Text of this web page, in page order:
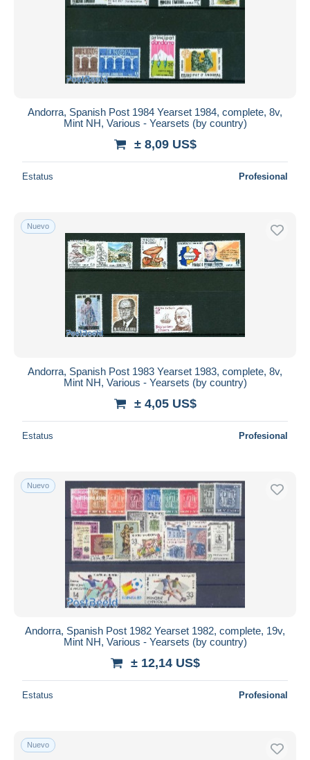
Andorra, Spanish Post 1984 Yearset 1984, complete, 8v,
Mint NH, Various - Yearsets (by country)
± 8,09 US$
Estatus Profesional
Nuevo
Andorra, Spanish Post 1983 Yearset 1983, complete, 8v,
Mint NH, Various - Yearsets (by country)
± 4,05 US$
Estatus Profesional
Nuevo
Andorra, Spanish Post 1982 Yearset 1982, complete, 19v,
Mint NH, Various - Yearsets (by country)
± 12,14 US$
Estatus Profesional
Nuevo